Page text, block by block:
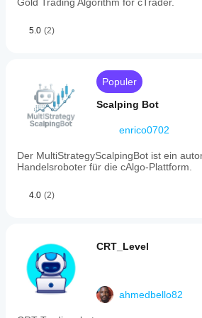
• Dukungan: Pembaruan rutin dan
perdagangan disiplin hari ini!
➡️ Jangan biarkan satu
merugikan tantangan Anda!
perdagangan disiplin hari ini!
5.0 (2)
Populer
Scalping Bot
enrico0702
Der MultiStrategyScalpingBot ist ein
Handelsroboter für die cAlgo-Plattform.
4.0 (2)
CRT_Level
ahmedbello82